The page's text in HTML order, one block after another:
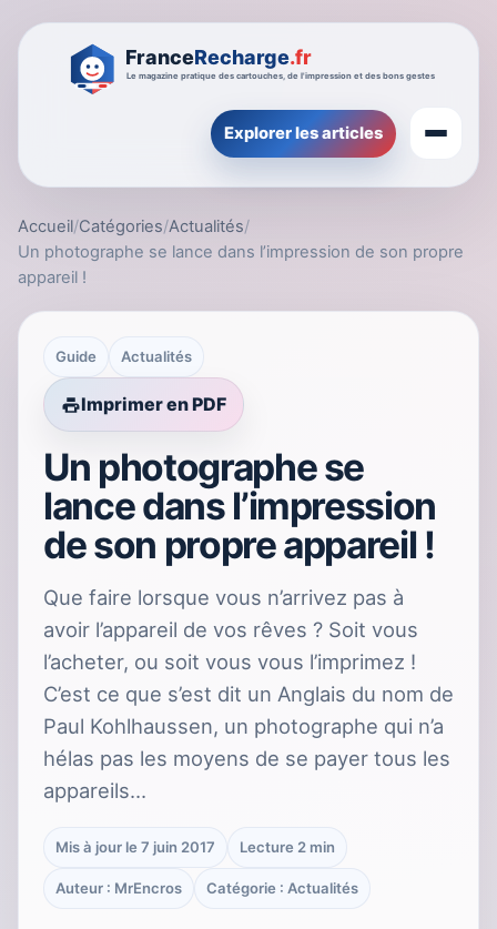
Explorer les articles
Accueil/Catégories/Actualités/
Un photographe se lance dans l’impression de son propre
appareil !
Guide Actualités
Imprimer en PDF
Un photographe se
lance dans l’impression
de son propre appareil !
Que faire lorsque vous n’arrivez pas à
avoir l’appareil de vos rêves ? Soit vous
l’acheter, ou soit vous vous l’imprimez !
C’est ce que s’est dit un Anglais du nom de
Paul Kohlhaussen, un photographe qui n’a
hélas pas les moyens de se payer tous les
appareils…
Mis à jour le 7 juin 2017 Lecture 2 min
Auteur : MrEncros Catégorie : Actualités